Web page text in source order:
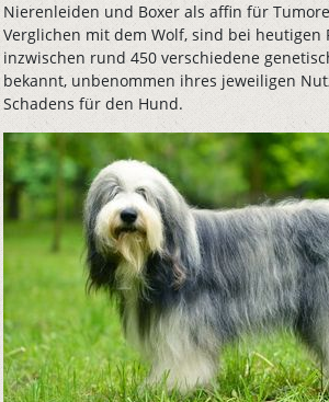
Nierenleiden und Boxer als affin für
Verglichen mit dem Wolf, sind bei heutigen
inzwischen rund 450 verschiedene
bekannt, unbenommen ihres jeweiligen
Schadens für den Hund.